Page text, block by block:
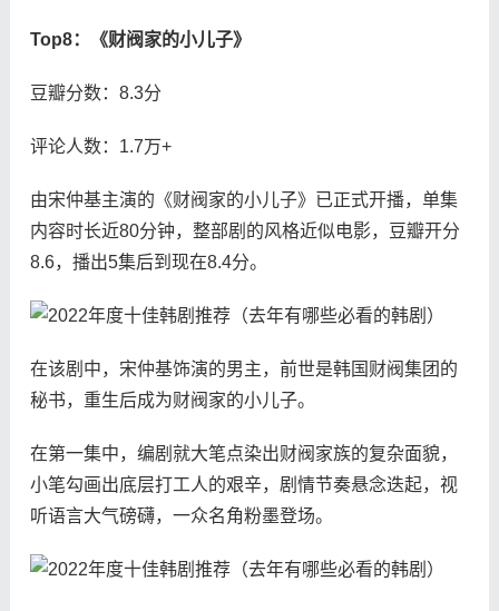
Top8：《财阀家的小儿子》
豆瓣分数：8.3分
评论人数：1.7万+
由宋仲基主演的《财阀家的小儿子》已正式开播，单集
内容时长近80分钟，整部剧的风格近似电影，豆瓣开分
8.6，播出5集后到现在8.4分。
在该剧中，宋仲基饰演的男主，前世是韩国财阀集团的
秘书，重生后成为财阀家的小儿子。
在第一集中，编剧就大笔点染出财阀家族的复杂面貌，
小笔勾画出底层打工人的艰辛，剧情节奏悬念迭起，视
听语言大气磅礴，一众名角粉墨登场。